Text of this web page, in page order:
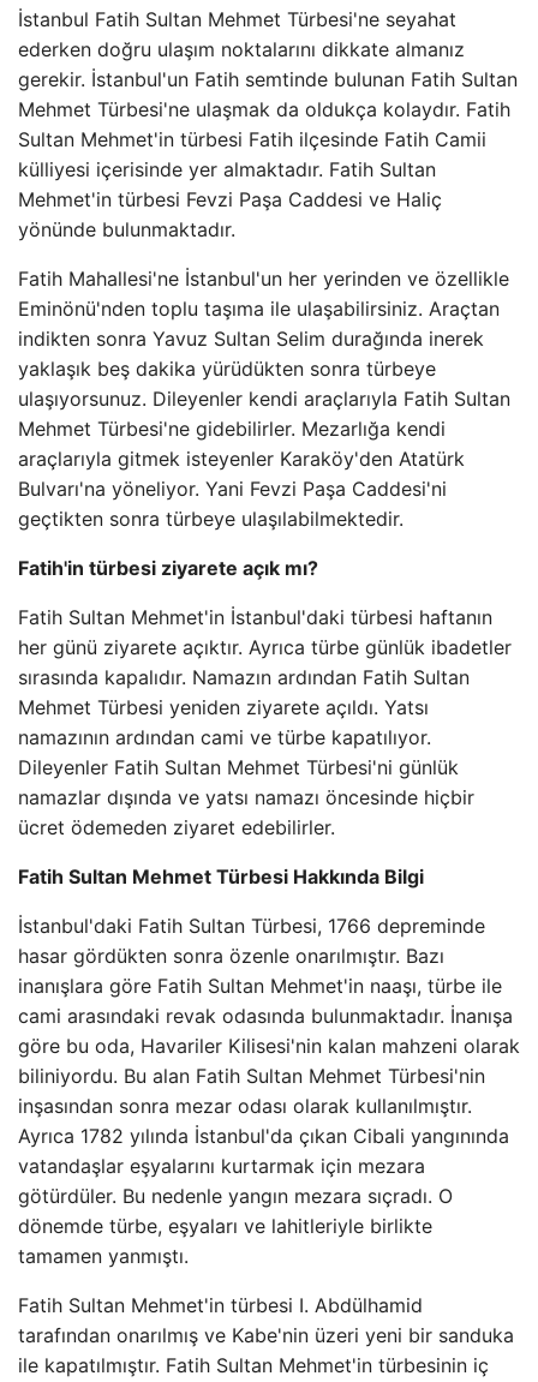
İstanbul Fatih Sultan Mehmet Türbesi'ne seyahat
ederken doğru ulaşım noktalarını dikkate almanız
gerekir. İstanbul'un Fatih semtinde bulunan Fatih Sultan
Mehmet Türbesi'ne ulaşmak da oldukça kolaydır. Fatih
Sultan Mehmet'in türbesi Fatih ilçesinde Fatih Camii
külliyesi içerisinde yer almaktadır. Fatih Sultan
Mehmet'in türbesi Fevzi Paşa Caddesi ve Haliç
yönünde bulunmaktadır.
Fatih Mahallesi'ne İstanbul'un her yerinden ve özellikle
Eminönü'nden toplu taşıma ile ulaşabilirsiniz. Araçtan
indikten sonra Yavuz Sultan Selim durağında inerek
yaklaşık beş dakika yürüdükten sonra türbeye
ulaşıyorsunuz. Dileyenler kendi araçlarıyla Fatih Sultan
Mehmet Türbesi'ne gidebilirler. Mezarlığa kendi
araçlarıyla gitmek isteyenler Karaköy'den Atatürk
Bulvarı'na yöneliyor. Yani Fevzi Paşa Caddesi'ni
geçtikten sonra türbeye ulaşılabilmektedir.
Fatih'in türbesi ziyarete açık mı?
Fatih Sultan Mehmet'in İstanbul'daki türbesi haftanın
her günü ziyarete açıktır. Ayrıca türbe günlük ibadetler
sırasında kapalıdır. Namazın ardından Fatih Sultan
Mehmet Türbesi yeniden ziyarete açıldı. Yatsı
namazının ardından cami ve türbe kapatılıyor.
Dileyenler Fatih Sultan Mehmet Türbesi'ni günlük
namazlar dışında ve yatsı namazı öncesinde hiçbir
ücret ödemeden ziyaret edebilirler.
Fatih Sultan Mehmet Türbesi Hakkında Bilgi
İstanbul'daki Fatih Sultan Türbesi, 1766 depreminde
hasar gördükten sonra özenle onarılmıştır. Bazı
inanışlara göre Fatih Sultan Mehmet'in naaşı, türbe ile
cami arasındaki revak odasında bulunmaktadır. İnanışa
göre bu oda, Havariler Kilisesi'nin kalan mahzeni olarak
biliniyordu. Bu alan Fatih Sultan Mehmet Türbesi'nin
inşasından sonra mezar odası olarak kullanılmıştır.
Ayrıca 1782 yılında İstanbul'da çıkan Cibali yangınında
vatandaşlar eşyalarını kurtarmak için mezara
götürdüler. Bu nedenle yangın mezara sıçradı. O
dönemde türbe, eşyaları ve lahitleriyle birlikte
tamamen yanmıştı.
Fatih Sultan Mehmet'in türbesi I. Abdülhamid
tarafından onarılmış ve Kabe'nin üzeri yeni bir sanduka
ile kapatılmıştır. Fatih Sultan Mehmet'in türbesinin iç